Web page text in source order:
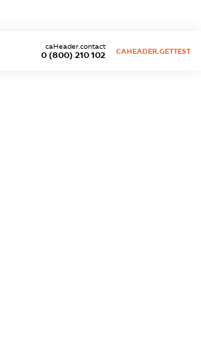
0 (800) 210 102
caHeader.contact
CAHEADER.GETTEST